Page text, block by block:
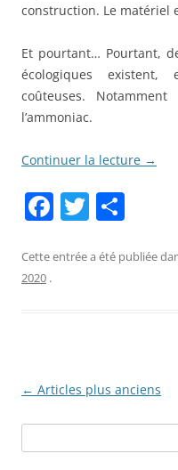
construction. Le matériel
Et pourtant… Pourtant,
écologiques existent,
coûteuses.
l’ammoniac.
Continuer la lecture →
F
c
o
k
T
itt ta
Cette entrée a été publiée
2020 .
Navigation
← Articles plus anciens